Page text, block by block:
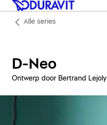
Alle series
D-Neo
Ontwerp door Bertrand Lejoly